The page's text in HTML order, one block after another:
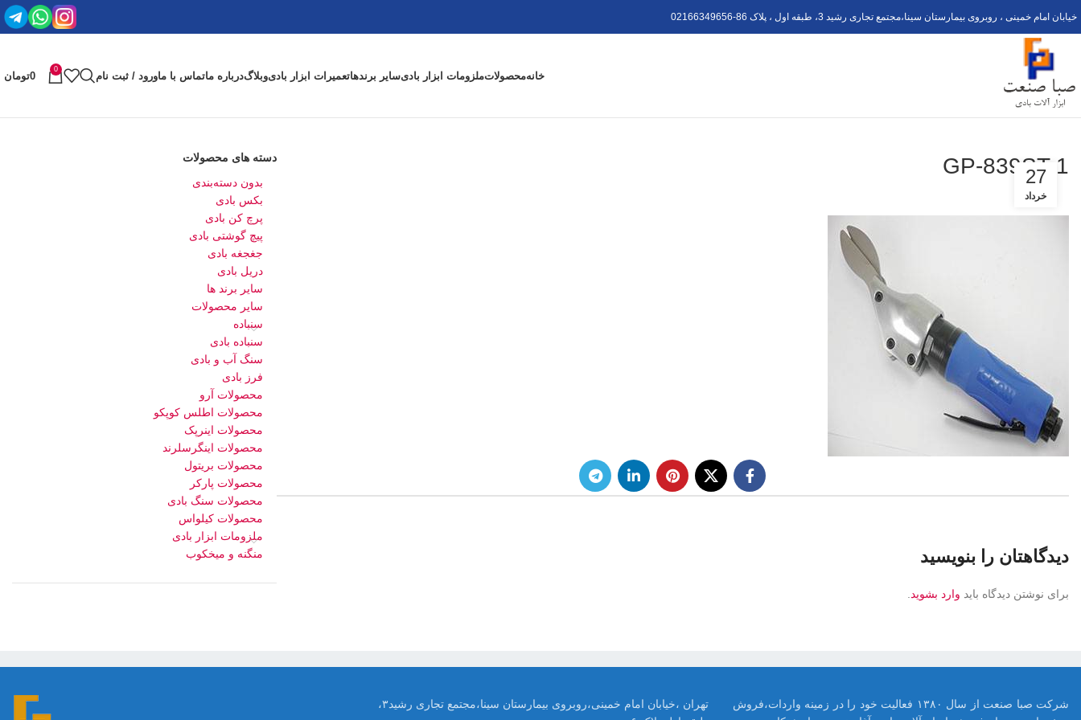
خیابان امام خمینی ، روبروی بیمارستان سینا،مجتمع تجاری رشید 3، طبقه اول ، پلاک 6 02166349656-8
خانهمحصولاتملزومات ابزار بادیسایر برندهاتعمیرات ابزار بادیوبلاگدرباره ماتماس با ماورود / ثبت نام
0
0تومان
GP-839ST-1
27
خرداد
دیدگاهتان را بنویسید
برای نوشتن دیدگاه باید وارد بشوید
دسته های محصولات
بدون دسته‌بندی
بکس بادی
پرچ کن بادی
پیچ گوشتی بادی
جغجغه بادی
دریل بادی
سایر برند ها
سایر محصولات
سنباده
سنباده بادی
سنگ آب و بادی
فرز بادی
محصولات آرو
محصولات اطلس کوپکو
محصولات اینرپک
محصولات اینگرسلرند
محصولات بریتول
محصولات پارکر
محصولات سنگ بادی
محصولات کیلواس
ملزومات ابزار بادی
منگنه و میخکوب
تهران ،خیابان امام خمینی،روبروی بیمارستان سینا،مجتمع تجاری رشید۳،
شرکت صبا صنعت از سال ۱۳۸۰ فعالیت خود را در زمینه واردات،فروش